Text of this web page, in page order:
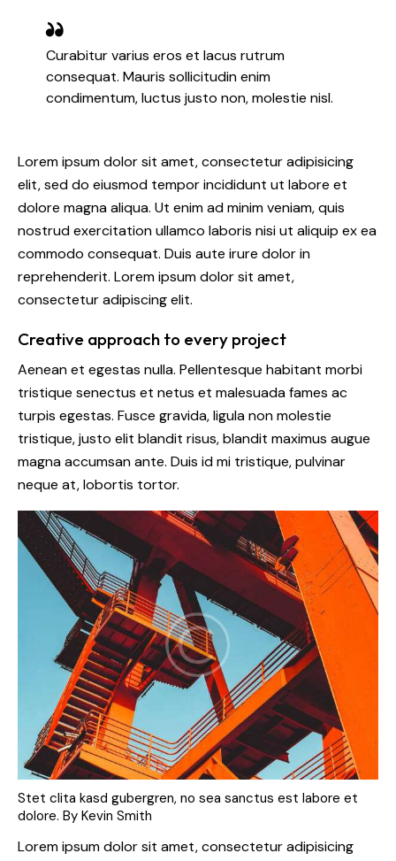
Curabitur varius eros et lacus rutrum
consequat. Mauris sollicitudin enim
condimentum, luctus justo non, molestie nisl.
Lorem ipsum dolor sit amet, consectetur adipisicing
elit, sed do eiusmod tempor incididunt ut labore et
dolore magna aliqua. Ut enim ad minim veniam, quis
nostrud exercitation ullamco laboris nisi ut aliquip ex ea
commodo consequat. Duis aute irure dolor in
reprehenderit. Lorem ipsum dolor sit amet,
consectetur adipiscing elit.
Creative approach to every project
Aenean et egestas nulla. Pellentesque habitant morbi
tristique senectus et netus et malesuada fames ac
turpis egestas. Fusce gravida, ligula non molestie
tristique, justo elit blandit risus, blandit maximus augue
magna accumsan ante. Duis id mi tristique, pulvinar
neque at, lobortis tortor.
Stet clita kasd gubergren, no sea sanctus est labore et
dolore. By Kevin Smith
Lorem ipsum dolor sit amet, consectetur adipisicing